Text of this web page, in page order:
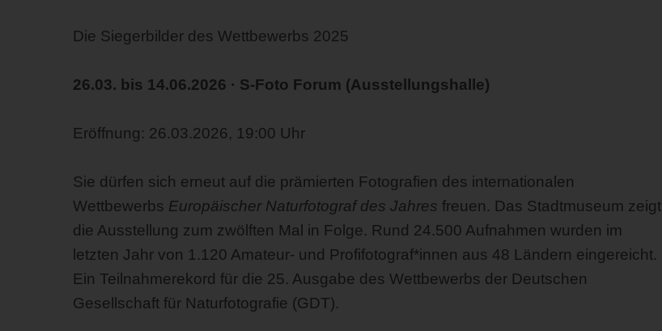
Die Siegerbilder des Wettbewerbs 2025
26.03. bis 14.06.2026 · S-Foto Forum (Ausstellungshalle)
Eröffnung: 26.03.2026, 19:00 Uhr
Sie dürfen sich erneut auf die prämierten Fotografien des internationalen
Wettbewerbs Europäischer Naturfotograf des Jahres freuen. Das Stadtmuseum zeigt
die Ausstellung zum zwölften Mal in Folge. Rund 24.500 Aufnahmen wurden im
letzten Jahr von 1.120 Amateur- und Profifotograf*innen aus 48 Ländern eingereicht.
Ein Teilnahmerekord für die 25. Ausgabe des Wettbewerbs der Deutschen
Gesellschaft für Naturfotografie (GDT).